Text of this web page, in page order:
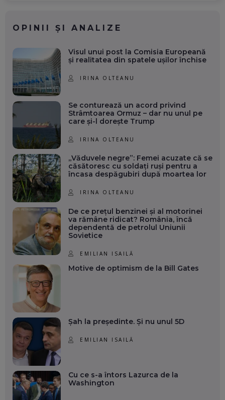
OPINII ȘI ANALIZE
Visul unui post la Comisia Europeană
și realitatea din spatele ușilor închise
IRINA OLTEANU
Se conturează un acord privind
Strâmtoarea Ormuz – dar nu unul pe
care și-l dorește Trump
IRINA OLTEANU
„Văduvele negre”: Femei acuzate că se
căsătoresc cu soldați ruși pentru a
încasa despăgubiri după moartea lor
IRINA OLTEANU
De ce prețul benzinei și al motorinei
va rămâne ridicat? România, încă
dependentă de petrolul Uniunii
Sovietice
EMILIAN ISAILĂ
Motive de optimism de la Bill Gates
Șah la președinte. Și nu unul 5D
EMILIAN ISAILĂ
Cu ce s-a întors Lazurca de la
Washington